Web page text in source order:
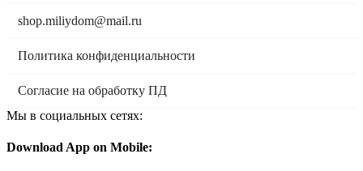
shop.miliydom@mail.ru
Политика конфиденциальности
Согласие на обработку ПД
Мы в социальных сетях:
Download App on Mobile: